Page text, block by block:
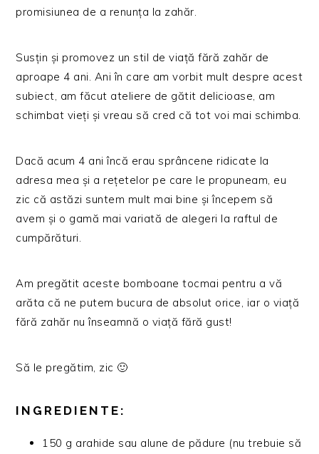
promisiunea de a renunța la zahăr.
Susțin și promovez un stil de viață fără zahăr de
aproape 4 ani. Ani în care am vorbit mult despre acest
subiect, am făcut ateliere de gătit delicioase, am
schimbat vieți și vreau să cred că tot voi mai schimba.
Dacă acum 4 ani încă erau sprâncene ridicate la
adresa mea și a rețetelor pe care le propuneam, eu
zic că astăzi suntem mult mai bine și începem să
avem și o gamă mai variată de alegeri la raftul de
cumpărături.
Am pregătit aceste bomboane tocmai pentru a vă
arăta că ne putem bucura de absolut orice, iar o viață
fără zahăr nu înseamnă o viață fără gust!
Să le pregătim, zic 🙂
INGREDIENTE:
150 g arahide sau alune de pădure (nu trebuie să